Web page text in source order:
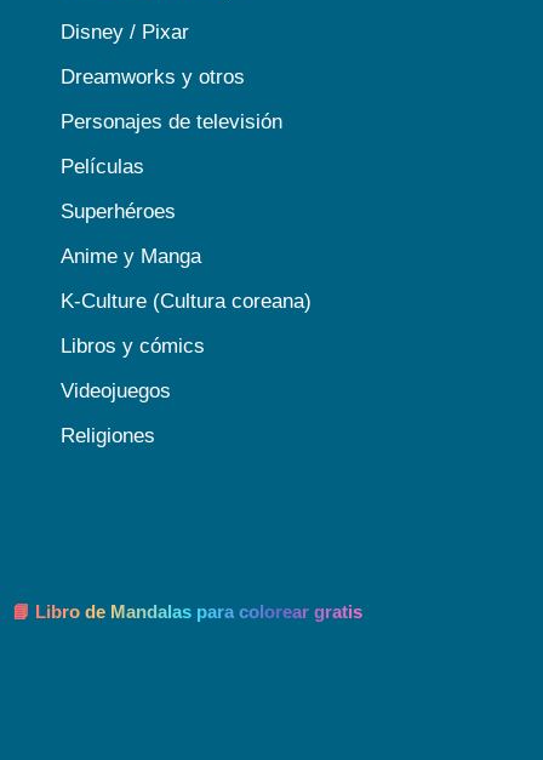
Disney / Pixar
Dreamworks y otros
Personajes de televisión
Películas
Superhéroes
Anime y Manga
K-Culture (Cultura coreana)
Libros y cómics
Videojuegos
Religiones
📘 Libro de Mandalas para colorear gratis